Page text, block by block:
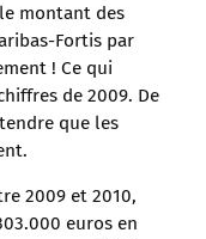
montant des
Fortis par
! Ce qui
de 2009. De
que les
2009 et 2010,
euros en